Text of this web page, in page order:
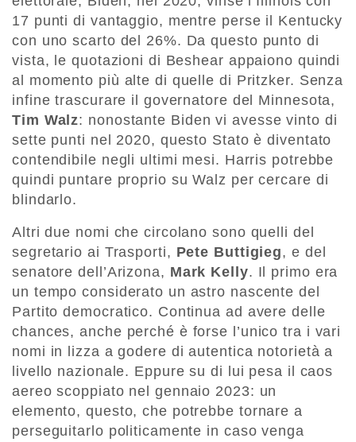
17 punti di vantaggio, mentre perse il Kentucky
con uno scarto del 26%. Da questo punto di
vista, le quotazioni di Beshear appaiono quindi
al momento più alte di quelle di Pritzker. Senza
infine trascurare il governatore del Minnesota,
Tim Walz: nonostante Biden vi avesse vinto di
sette punti nel 2020, questo Stato è diventato
contendibile negli ultimi mesi. Harris potrebbe
quindi puntare proprio su Walz per cercare di
blindarlo.
Altri due nomi che circolano sono quelli del
segretario ai Trasporti, Pete Buttigieg, e del
senatore dell’Arizona, Mark Kelly. Il primo era
un tempo considerato un astro nascente del
Partito democratico. Continua ad avere delle
chances, anche perché è forse l’unico tra i vari
nomi in lizza a godere di autentica notorietà a
livello nazionale. Eppure su di lui pesa il caos
aereo scoppiato nel gennaio 2023: un
elemento, questo, che potrebbe tornare a
perseguitarlo politicamente in caso venga